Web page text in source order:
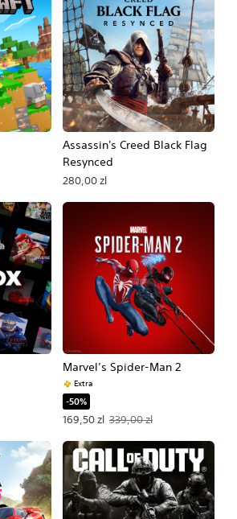
Assassin's Creed Black Flag
Resynced
280,00 zl
Marvel’s Spider-Man 2
Extra
-50%
169,50 zl
Oferowana cena: 169,50 zl.
339,00 zl